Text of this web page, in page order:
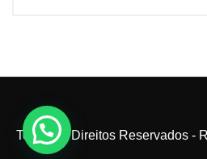
Todos os Direitos Reservados -